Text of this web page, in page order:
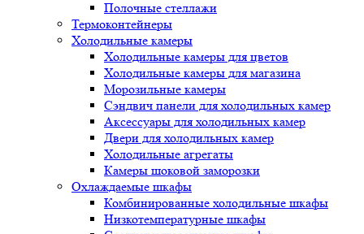
Полочные стеллажи
Термоконтейнеры
Холодильные камеры
Холодильные камеры для цветов
Холодильные камеры для магазина
Морозильные камеры
Сэндвич панели для холодильных камер
Аксессуары для холодильных камер
Двери для холодильных камер
Холодильные агрегаты
Камеры шоковой заморозки
Охлаждаемые шкафы
Комбинированные холодильные шкафы
Низкотемпературные шкафы